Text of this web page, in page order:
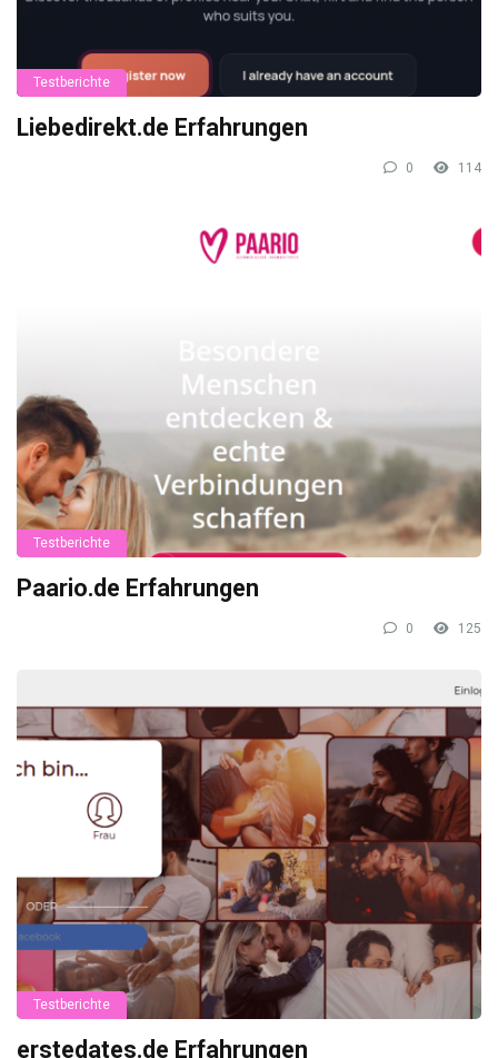
Testberichte
Liebedirekt.de Erfahrungen
0 114
Testberichte
Paario.de Erfahrungen
0 125
Testberichte
erstedates.de Erfahrungen